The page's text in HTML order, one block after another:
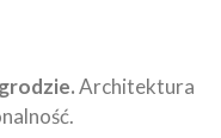
Architektura